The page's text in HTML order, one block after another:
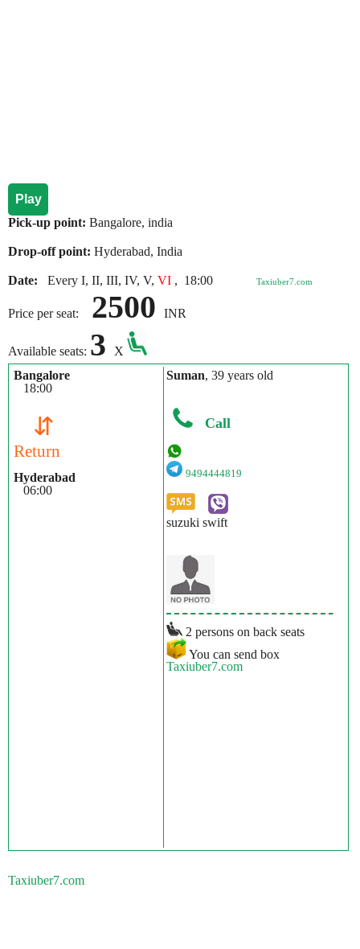
Play
Pick-up point: Bangalore, india
Drop-off point: Hyderabad, India
Date: Every I, II, III, IV, V, VI , 18:00 Taxiuber7.com
Price per seat: 2500 INR
Available seats: 3
X
Bangalore
18:00
⇵
Return
Hyderabad
06:00
Suman, 39 years old
Call
9494444819
suzuki swift
2 persons on back seats
You can send box
Taxiuber7.com
Taxiuber7.com